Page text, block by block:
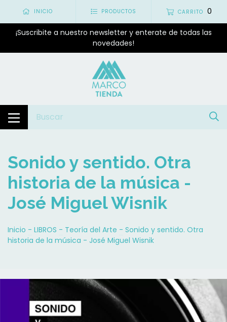
INICIO PRODUCTOS CARRITO 0
¡Suscribite a nuestro newsletter y enterate de todas las
novedades!
Sonido y sentido. Otra
historia de la música -
José Miguel Wisnik
Inicio - LIBROS - Teoría del Arte - Sonido y sentido. Otra
historia de la música - José Miguel Wisnik